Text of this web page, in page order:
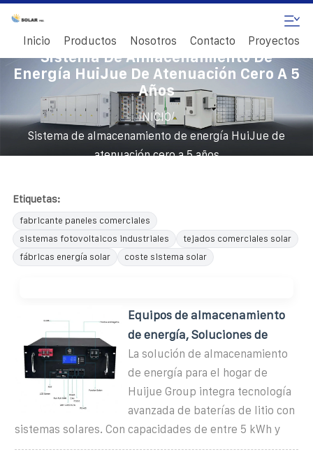
Inicio Productos Nosotros Contacto Proyectos
Sistema De Almacenamiento De
Energía HuiJue De Atenuación Cero A 5
Años
INICIO/
Sistema de almacenamiento de energía HuiJue de
atenuación cero a 5 años
Etiquetas:
fabricante paneles comerciales
sistemas fotovoltaicos industriales
tejados comerciales solar
fábricas energía solar
coste sistema solar
Equipos de almacenamiento
de energía, Soluciones de
La solución de almacenamiento
de energía para el hogar de
Huijue Group integra tecnología
avanzada de baterías de litio con
sistemas solares. Con capacidades de entre 5 kWh y